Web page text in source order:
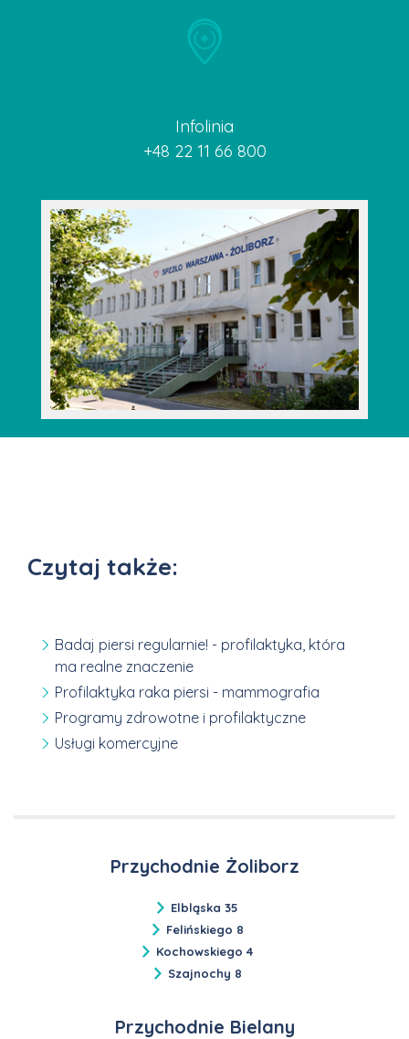
Infolinia
+48 22 11 66 800
Czytaj także:
Badaj piersi regularnie! - profilaktyka, która
ma realne znaczenie
Profilaktyka raka piersi - mammografia
Programy zdrowotne i profilaktyczne
Usługi komercyjne
Przychodnie Żoliborz
Elbląska 35
Felińskiego 8
Kochowskiego 4
Szajnochy 8
Przychodnie Bielany